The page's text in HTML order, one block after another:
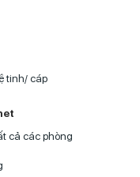
tinh/ cáp
cả các phòng